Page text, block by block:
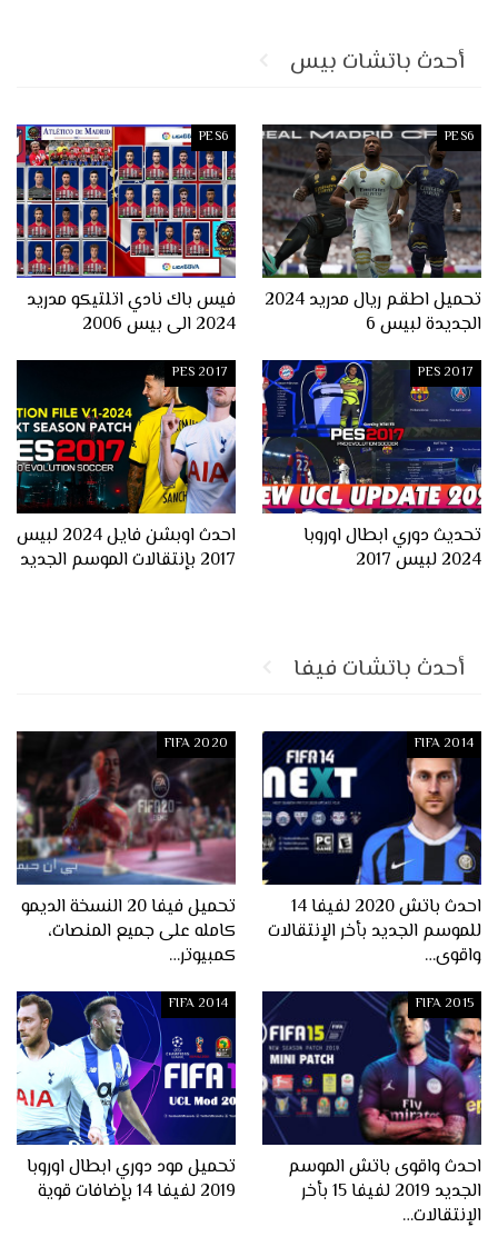
أحدث باتشات بيس
PES6
تحميل اطقم ريال مدريد 2024
الجديدة لبيس 6
PES6
فيس باك نادي اتلتيكو مدريد
2024 الى بيس 2006
PES 2017
تحديث دوري ابطال اوروبا
2024 لبيس 2017
PES 2017
احدث اوبشن فايل 2024 لبيس
2017 بإنتقالات الموسم الجديد
أحدث باتشات فيفا
FIFA 2014
احدث باتش 2020 لفيفا 14
للموسم الجديد بأخر الإنتقالات
واقوى…
FIFA 2020
تحميل فيفا 20 النسخة الديمو
كامله على جميع المنصات،
كمبيوتر…
FIFA 2015
احدث واقوى باتش الموسم
الجديد 2019 لفيفا 15 بأخر
الإنتقالات…
FIFA 2014
تحميل مود دوري ابطال اوروبا
2019 لفيفا 14 بإضافات قوية